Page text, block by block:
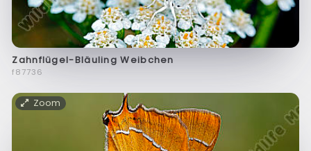
Zahnflügel-Bläuling Weibchen
f87736
Zoom